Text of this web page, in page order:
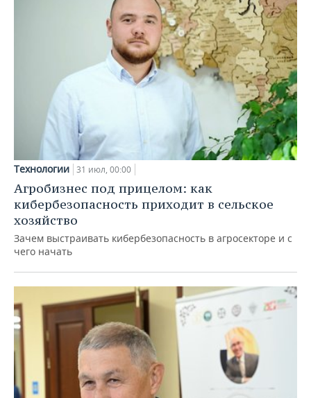
Технологии 31 июл, 00:00
Агробизнес под прицелом: как
кибербезопасность приходит в сельское
хозяйство
Зачем выстраивать кибербезопасность в агросекторе и с
чего начать